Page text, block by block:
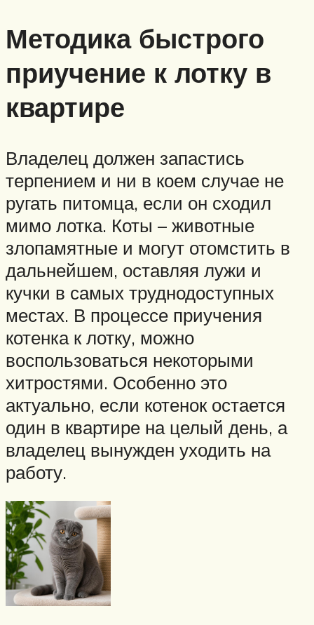
Методика быстрого
приучение к лотку в
квартире
Владелец должен запастись
терпением и ни в коем случае не
ругать питомца, если он сходил
мимо лотка. Коты – животные
злопамятные и могут отомстить в
дальнейшем, оставляя лужи и
кучки в самых труднодоступных
местах. В процессе приучения
котенка к лотку, можно
воспользоваться некоторыми
хитростями. Особенно это
актуально, если котенок остается
один в квартире на целый день, а
владелец вынужден уходить на
работу.